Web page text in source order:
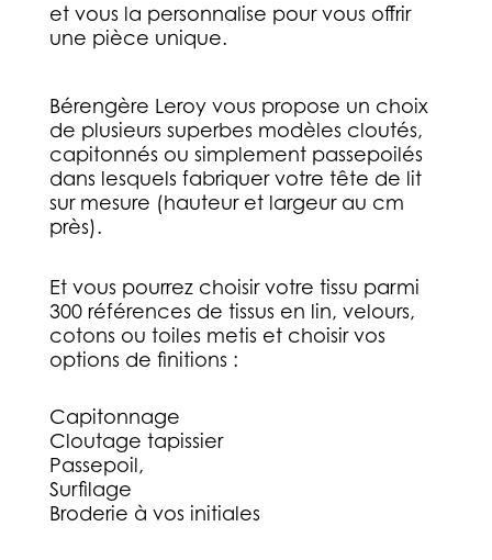
et vous la personnalise pour vous offrir
une pièce unique.
Bérengère Leroy vous propose un choix
de plusieurs superbes modèles cloutés,
capitonnés ou simplement passepoilés
dans lesquels fabriquer votre tête de lit
sur mesure (hauteur et largeur au cm
près).
Et vous pourrez choisir votre tissu parmi
300 références de tissus en lin, velours,
cotons ou toiles metis et choisir vos
options de finitions :
Capitonnage
Cloutage tapissier
Passepoil,
Surfilage
Broderie à vos initiales